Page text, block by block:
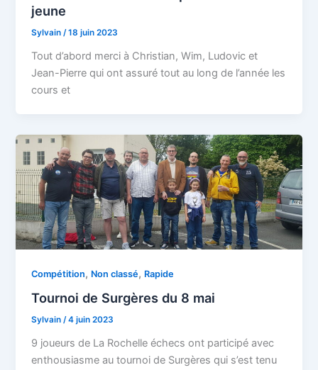
jeune
Sylvain/18 juin 2023
Tout d’abord merci à Christian, Wim, Ludovic et
Jean-Pierre qui ont assuré tout au long de l’année les
cours et
Compétition, Non classé, Rapide
Tournoi de Surgères du 8 mai
Sylvain/4 juin 2023
9 joueurs de La Rochelle échecs ont participé avec
enthousiasme au tournoi de Surgères qui s’est tenu